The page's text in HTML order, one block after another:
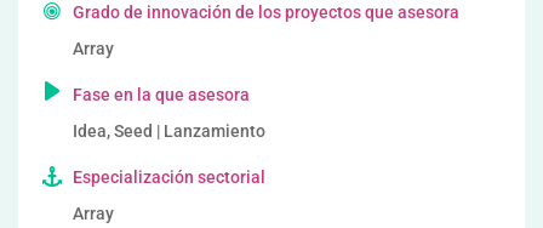
Grado de innovación de los proyectos que asesora
Array
Fase en la que asesora
Idea, Seed | Lanzamiento
Especialización sectorial
Array